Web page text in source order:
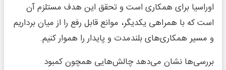
اوراسیا برای همکاری است و تحقق این هدف مستلزم آن
است که با همراهی یکدیگر، موانع قابل رفع را از میان برداریم
و مسیر همکاری‌های بلندمدت و پایدار را هموار کنیم.
بررسی‌ها نشان می‌دهد چالش‌هایی همچون کمبود